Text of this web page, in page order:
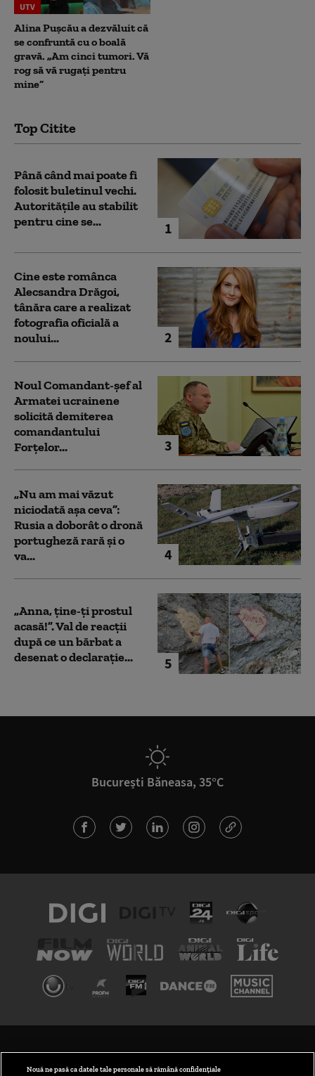
UTV
Alina Pușcău a dezvăluit că
se confruntă cu o boală
gravă. „Am cinci tumori. Vă
rog să vă rugați pentru
mine”
Top Citite
1
Până când mai poate fi
folosit buletinul vechi.
Autoritățile au stabilit
pentru cine se...
2
Cine este românca
Alecsandra Drăgoi,
tânăra care a realizat
fotografia oficială a
noului...
3
Noul Comandant-șef al
Armatei ucrainene
solicită demiterea
comandantului
Forțelor...
4
„Nu am mai văzut
niciodată așa ceva”:
Rusia a doborât o dronă
portugheză rară și o
va...
5
„Anna, ţine-ţi prostul
acasă!”. Val de reacții
după ce un bărbat a
desenat o declarație...
București Băneasa, 35°C
Nouă ne pasă ca datele tale personale să rămână confidențiale